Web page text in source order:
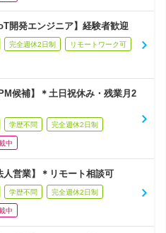
開発エンジニア】経験者歓迎
完全週休2日制 リモートワーク可
候補】＊土日祝休み・残業月2
学歴不問 完全週休2日制
中
人営業】＊リモート相談可
学歴不問 完全週休2日制
中